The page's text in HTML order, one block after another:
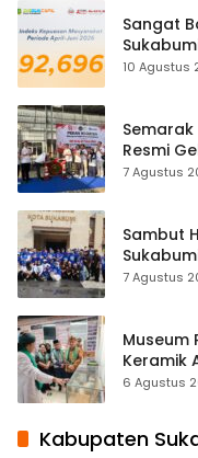
Sangat
10 Agustus
Semarak
Resmi
7 Agustus
Sambut
ASRI
7 Agustus
Museum
Keramik
Hampir
6 Agustus
Kabupaten